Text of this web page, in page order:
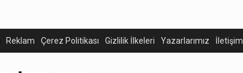
Reklam Çerez Politikası Gizlilik İlkeleri Yazarlarımız İletişim